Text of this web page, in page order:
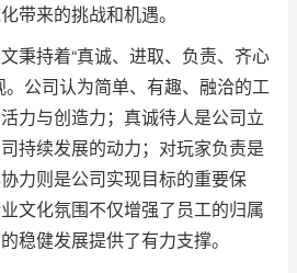
带来的挑战和机遇。
秉持着“真诚、进取、负责、齐心
。公司认为简单、有趣、融洽的工
力与创造力；真诚待人是公司立
持续发展的动力；对玩家负责是
力则是公司实现目标的重要保
文化氛围不仅增强了员工的归属
稳健发展提供了有力支撑。